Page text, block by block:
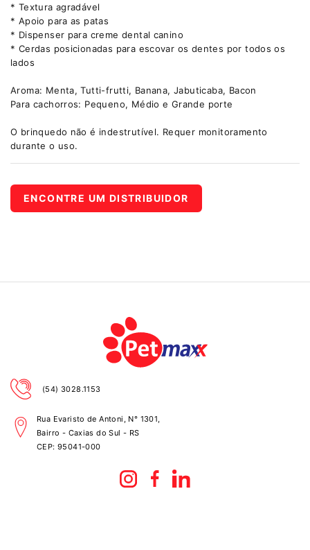
* Textura agradável
* Apoio para as patas
* Dispenser para creme dental canino
* Cerdas posicionadas para escovar os dentes por todos os
lados
Aroma: Menta, Tutti-frutti, Banana, Jabuticaba, Bacon
Para cachorros: Pequeno, Médio e Grande porte
O brinquedo não é indestrutível. Requer monitoramento
durante o uso.
ENCONTRE UM DISTRIBUIDOR
(54) 3028.1153
Rua Evaristo de Antoni, N° 1301,
Bairro - Caxias do Sul - RS
CEP: 95041-000